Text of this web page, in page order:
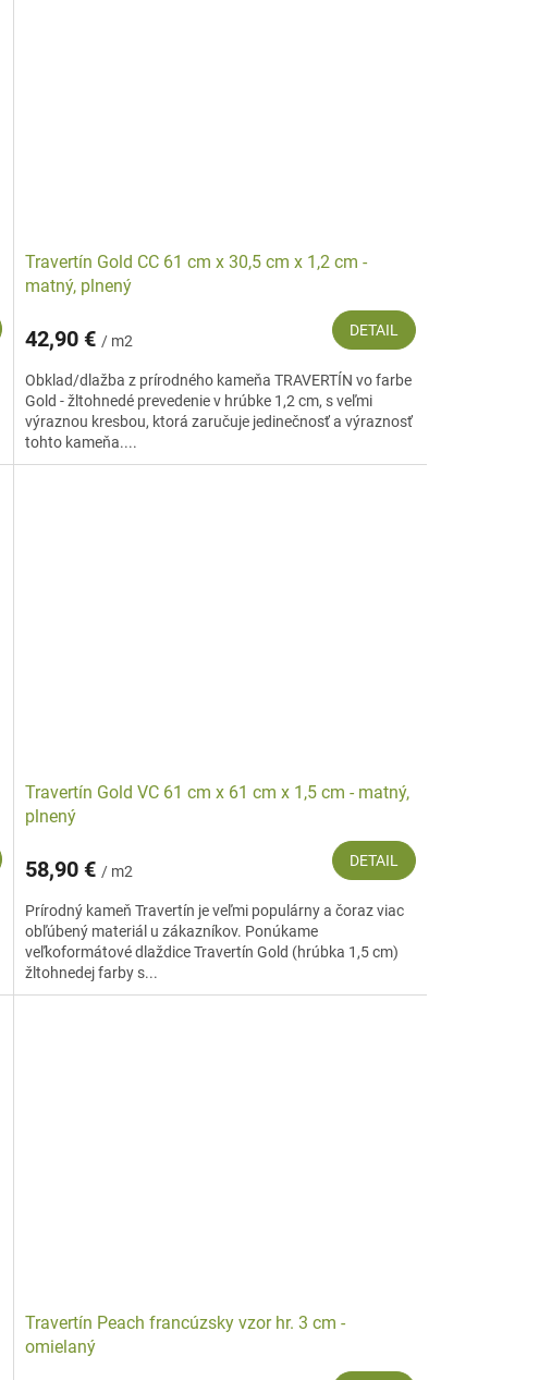
Travertín Gold CC 61 cm x 30,5 cm x 1,2 cm -
matný, plnený
42,90 € / m2
DETAIL
Obklad/dlažba z prírodného kameňa TRAVERTÍN vo farbe
Gold - žltohnedé prevedenie v hrúbke 1,2 cm, s veľmi
výraznou kresbou, ktorá zaručuje jedinečnosť a výraznosť
tohto kameňa....
Travertín Gold VC 61 cm x 61 cm x 1,5 cm - matný,
plnený
58,90 € / m2
DETAIL
Prírodný kameň Travertín je veľmi populárny a čoraz viac
obľúbený materiál u zákazníkov. Ponúkame
veľkoformátové dlaždice Travertín Gold (hrúbka 1,5 cm)
žltohnedej farby s...
Travertín Peach francúzsky vzor hr. 3 cm -
omielaný